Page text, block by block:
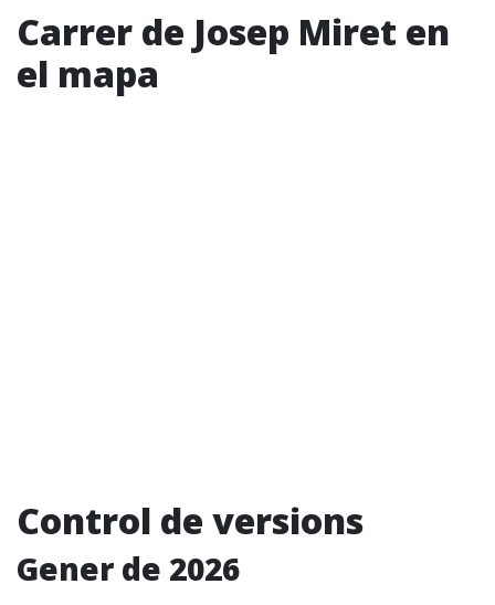
Carrer de Josep Miret en
el mapa
Control de versions
Gener de 2026